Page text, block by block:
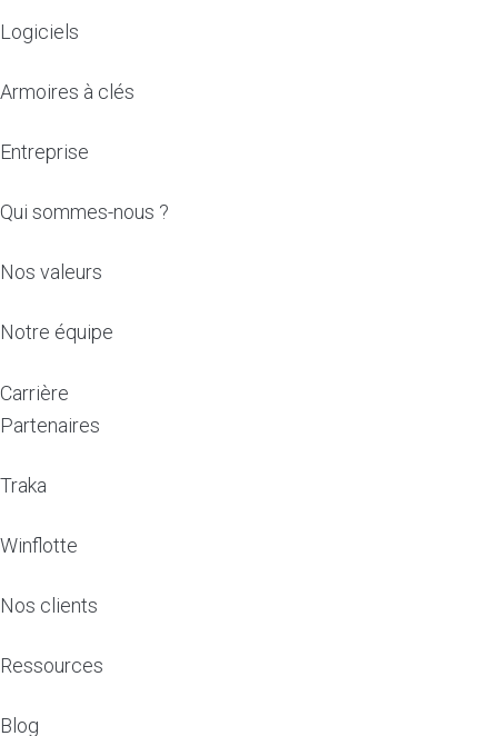
Logiciels
Armoires à clés
Entreprise
Qui sommes-nous ?
Nos valeurs
Notre équipe
Carrière
Partenaires
Traka
Winflotte
Nos clients
Ressources
Blog